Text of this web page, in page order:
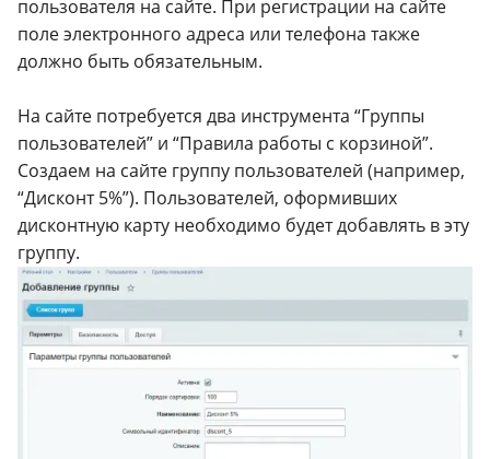
пользователя на сайте. При регистрации на сайте
поле электронного адреса или телефона также
должно быть обязательным.
На сайте потребуется два инструмента “Группы
пользователей” и “Правила работы с корзиной”.
Создаем на сайте группу пользователей (например,
“Дисконт 5%”). Пользователей, оформивших
дисконтную карту необходимо будет добавлять в эту
группу.